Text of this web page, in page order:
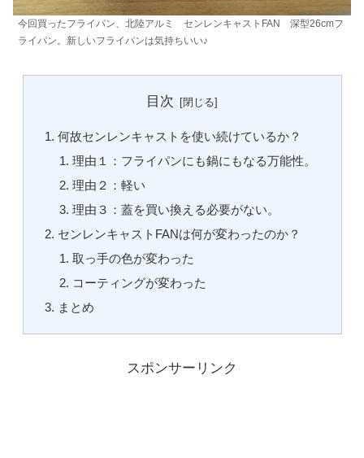
今回買ったフライパン、北陸アルミ センレンキャストFAN 深型26cmフ
ライパン。新しいフライパンは気持ちいい♪
目次
何故センレンキャストを使い続けているか？
理由１：フライパンにも鍋にもなる万能性。
理由２：軽い
理由３：蓋を買い換える必要がない。
センレンキャストFANは何が変わったのか？
取っ手の色が変わった
コーティングが変わった
まとめ
スポンサーリンク